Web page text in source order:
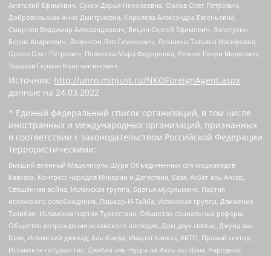
Анатолий Ефимович, Сухих Дарья Николаевна, Орлов Олег Петрович,
Добровольская Анна Дмитриевна, Королева Александра Евгеньевна,
Смирнов Владимир Александрович, Вицин Сергей Ефимович, Золотухин
Борис Андреевич, Левинсон Лев Семенович, Локшина Татьяна Иосифовна,
Орлов Олег Петрович, Полякова Мара Федоровна, Резник Генри Маркович,
Захаров Герман Константинович
Источник: http://unro.minjust.ru/NKOForeignAgent.aspx
данные на 24.03.2022
* Единый федеральный список организаций, в том числе
иностранных и международных организаций, признанных
в соответствии с законодательством Российской Федерации
террористическими:
Высший военный Маджлисуль Шура Объединенных сил моджахедов
Кавказа, Конгресс народов Ичкерии и Дагестана, База, Асбат аль-Ансар,
Священная война, Исламская группа, Братья-мусульмане, Партия
исламского освобождения, Лашкар-И-Тайба, Исламская группа, Движение
Талибан, Исламская партия Туркестана, Общество социальных реформ,
Общество возрождения исламского наследия, Дом двух святых, Джунд аш-
Шам, Исламский джихад, Аль-Каида, Имарат Кавказ, АБТО, Правый сектор,
Исламское государство, Джабха аль-Нусра ли-Ахль аш-Шам, Народное